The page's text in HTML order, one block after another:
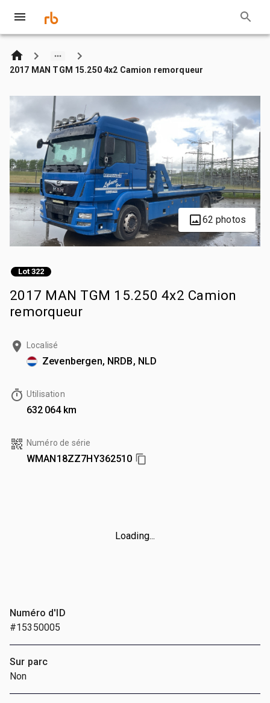
2017 MAN TGM 15.250 4x2 Camion remorqueur
62 photos
Lot 322
2017 MAN TGM 15.250 4x2 Camion
remorqueur
Localisé
Zevenbergen, NRDB, NLD
Utilisation
632 064 km
Numéro de série
WMAN18ZZ7HY362510
Loading...
Numéro d'ID
#15350005
Sur parc
Non